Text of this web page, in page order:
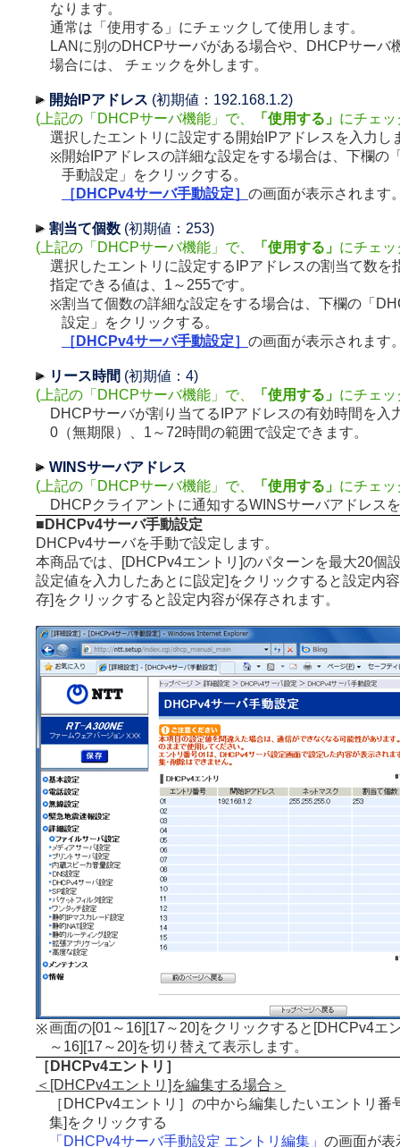
なります。
通常は「使用する」にチェックして使用します。
LANに別のDHCPサーバがある場合や、DHCPサーバ
場合には、 チェックを外します。
開始IPアドレス (初期値：192.168.1.2)
(上記の「DHCPサーバ機能」で、
「使用する」 にチェ
選択したエントリに設定する開始IPアドレスを入力し
※開始IPアドレスの詳細な設定をする場合は、下欄の
手動設定」をクリックする。
［DHCPv4サーバ手動設定］ の画面が表示されます
割当て個数 (初期値：253)
(上記の「DHCPサーバ機能」で、
「使用する」 にチェ
選択したエントリに設定するIPアドレスの割当て数を
指定できる値は、1～255です。
※割当て個数の詳細な設定をする場合は、下欄の「
設定」をクリックする。
［DHCPv4サーバ手動設定］ の画面が表示されます
リース時間 (初期値：4)
(上記の「DHCPサーバ機能」で、
「使用する」 にチェ
DHCPサーバが割り当てるIPアドレスの有効時間を入
0（無期限）、1～72時間の範囲で設定できます。
WINSサーバアドレス
(上記の「DHCPサーバ機能」で、
「使用する」 にチェ
DHCPクライアントに通知するWINSサーバアドレス
■DHCPv4サーバ手動設定
DHCPv4サーバを手動で設定します。
本商品では、[DHCPv4エントリ]のパターンを最大20個
設定値を入力したあとに[設定]をクリックすると設定内
存]をクリックすると設定内容が保存されます。
※画面の[01～16][17～20]をクリックすると[DHCPv4エ
～16][17～20]を切り替えて表示します。
［DHCPv4エントリ］
＜[DHCPv4エントリ]を編集する場合＞
［DHCPv4エントリ］の中から編集したいエントリ番
集]をクリックする
「DHCPv4サーバ手動設定 エントリ編集」 の画面が表